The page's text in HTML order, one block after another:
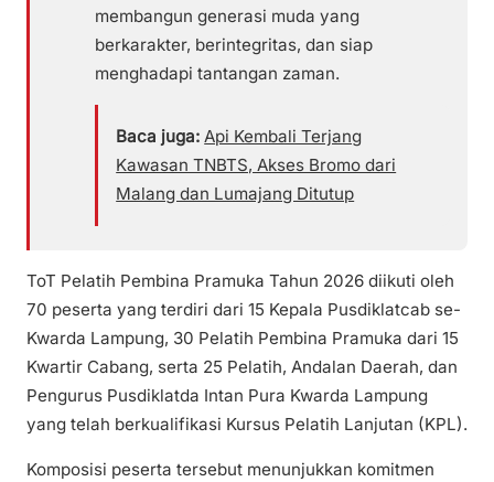
membangun generasi muda yang
berkarakter, berintegritas, dan siap
menghadapi tantangan zaman.
Baca juga: Api Kembali Terjang
Kawasan TNBTS, Akses Bromo dari
Malang dan Lumajang Ditutup
ToT Pelatih Pembina Pramuka Tahun 2026 diikuti oleh
70 peserta yang terdiri dari 15 Kepala Pusdiklatcab se-
Kwarda Lampung, 30 Pelatih Pembina Pramuka dari 15
Kwartir Cabang, serta 25 Pelatih, Andalan Daerah, dan
Pengurus Pusdiklatda Intan Pura Kwarda Lampung
yang telah berkualifikasi Kursus Pelatih Lanjutan (KPL).
Komposisi peserta tersebut menunjukkan komitmen